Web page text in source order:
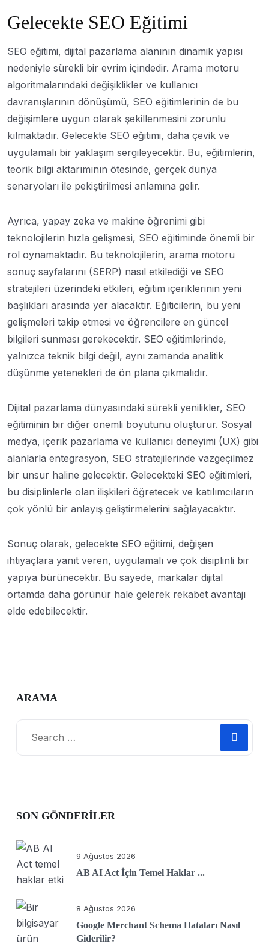
Gelecekte SEO Eğitimi
SEO eğitimi, dijital pazarlama alanının dinamik yapısı
nedeniyle sürekli bir evrim içindedir. Arama motoru
algoritmalarındaki değişiklikler ve kullanıcı
davranışlarının dönüşümü, SEO eğitimlerinin de bu
değişimlere uygun olarak şekillenmesini zorunlu
kılmaktadır. Gelecekte SEO eğitimi, daha çevik ve
uygulamalı bir yaklaşım sergileyecektir. Bu, eğitimlerin,
teorik bilgi aktarımının ötesinde, gerçek dünya
senaryoları ile pekiştirilmesi anlamına gelir.
Ayrıca, yapay zeka ve makine öğrenimi gibi
teknolojilerin hızla gelişmesi, SEO eğitiminde önemli bir
rol oynamaktadır. Bu teknolojilerin, arama motoru
sonuç sayfalarını (SERP) nasıl etkilediği ve SEO
stratejileri üzerindeki etkileri, eğitim içeriklerinin yeni
başlıkları arasında yer alacaktır. Eğiticilerin, bu yeni
gelişmeleri takip etmesi ve öğrencilere en güncel
bilgileri sunması gerekecektir. SEO eğitimlerinde,
yalnızca teknik bilgi değil, aynı zamanda analitik
düşünme yetenekleri de ön plana çıkmalıdır.
Dijital pazarlama dünyasındaki sürekli yenilikler, SEO
eğitiminin bir diğer önemli boyutunu oluşturur. Sosyal
medya, içerik pazarlama ve kullanıcı deneyimi (UX) gibi
alanlarla entegrasyon, SEO stratejilerinde vazgeçilmez
bir unsur haline gelecektir. Gelecekteki SEO eğitimleri,
bu disiplinlerle olan ilişkileri öğretecek ve katılımcıların
çok yönlü bir anlayış geliştirmelerini sağlayacaktır.
Sonuç olarak, gelecekte SEO eğitimi, değişen
ihtiyaçlara yanıt veren, uygulamalı ve çok disiplinli bir
yapıya bürünecektir. Bu sayede, markalar dijital
ortamda daha görünür hale gelerek rekabet avantajı
elde edebilecektir.
ARAMA
SON GÖNDERILER
9 Ağustos 2026
AB AI Act İçin Temel Haklar ...
8 Ağustos 2026
Google Merchant Schema Hataları Nasıl
Giderilir?